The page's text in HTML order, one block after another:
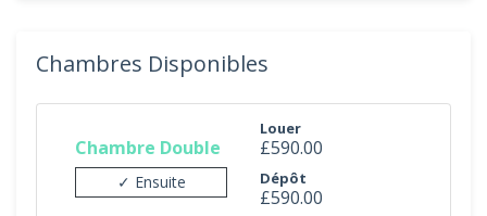
Chambres Disponibles
Chambre Double
✓ Ensuite
Louer
£590.00
Dépôt
£590.00